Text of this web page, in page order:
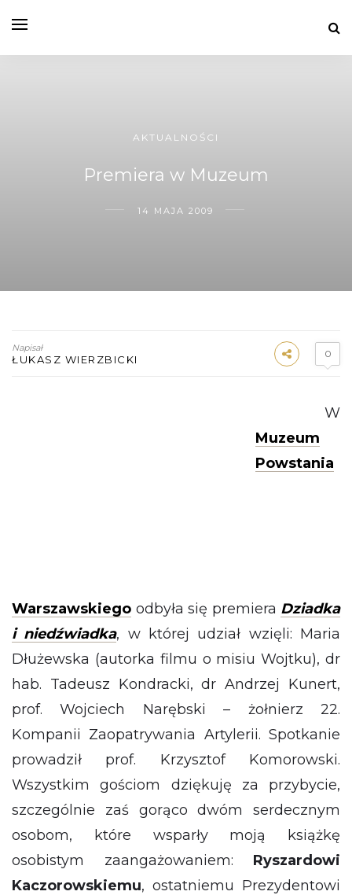
AKTUALNOŚCI
Premiera w Muzeum
14 MAJA 2009
Napisał
ŁUKASZ WIERZBICKI 0
W
Muzeum
Powstania
Warszawskiego odbyła się premiera Dziadka
i niedźwiadka, w której udział wzięli: Maria
Dłużewska (autorka filmu o misiu Wojtku), dr
hab. Tadeusz Kondracki, dr Andrzej Kunert,
prof. Wojciech Narębski – żołnierz 22.
Kompanii Zaopatrywania Artylerii. Spotkanie
prowadził prof. Krzysztof Komorowski.
Wszystkim gościom dziękuję za przybycie,
szczególnie zaś gorąco dwóm serdecznym
osobom, które wsparły moją książkę
osobistym zaangażowaniem: Ryszardowi
Kaczorowskiemu, ostatniemu Prezydentowi